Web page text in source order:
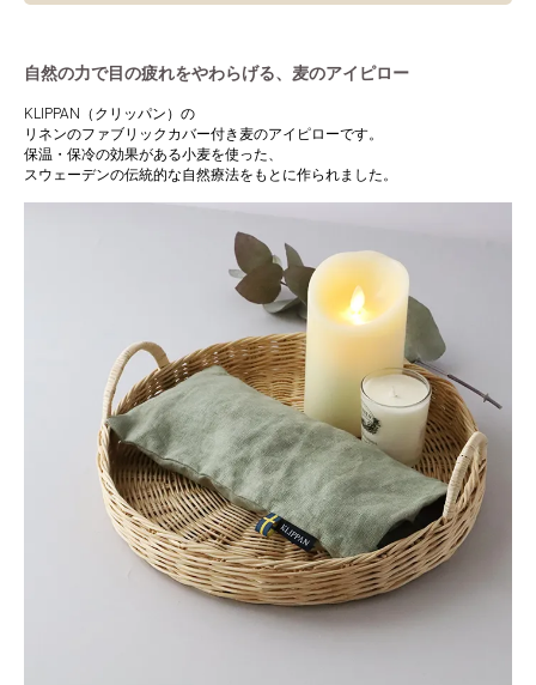
自然の力で目の疲れをやわらげる、麦のアイピロー
KLIPPAN（クリッパン）の
リネンのファブリックカバー付き麦のアイピローです。
保温・保冷の効果がある小麦を使った、
スウェーデンの伝統的な自然療法をもとに作られました。